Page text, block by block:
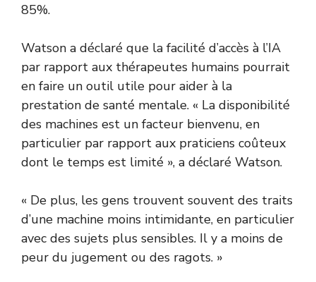
85%.
Watson a déclaré que la facilité d’accès à l’IA
par rapport aux thérapeutes humains pourrait
en faire un outil utile pour aider à la
prestation de santé mentale. « La disponibilité
des machines est un facteur bienvenu, en
particulier par rapport aux praticiens coûteux
dont le temps est limité », a déclaré Watson.
« De plus, les gens trouvent souvent des traits
d’une machine moins intimidante, en particulier
avec des sujets plus sensibles. Il y a moins de
peur du jugement ou des ragots. »